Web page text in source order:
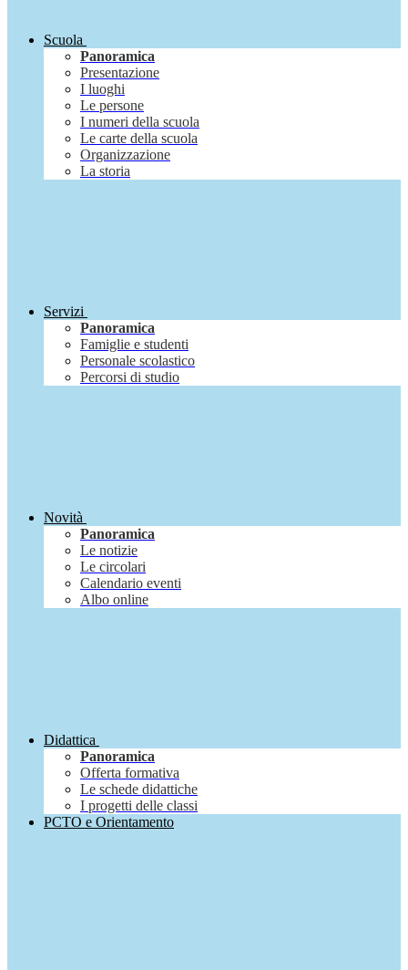
Scuola
Panoramica
Presentazione
I luoghi
Le persone
I numeri della scuola
Le carte della scuola
Organizzazione
La storia
Servizi
Panoramica
Famiglie e studenti
Personale scolastico
Percorsi di studio
Novità
Panoramica
Le notizie
Le circolari
Calendario eventi
Albo online
Didattica
Panoramica
Offerta formativa
Le schede didattiche
I progetti delle classi
PCTO e Orientamento